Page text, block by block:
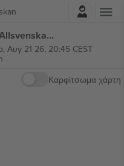
Σύνδεση
IK Sirius Fotboll vs BK Häcken Allsvenskan εισιτήρια
Αυγ 21 26, 20:45 CEST
Καρφίτσωμα χάρτη